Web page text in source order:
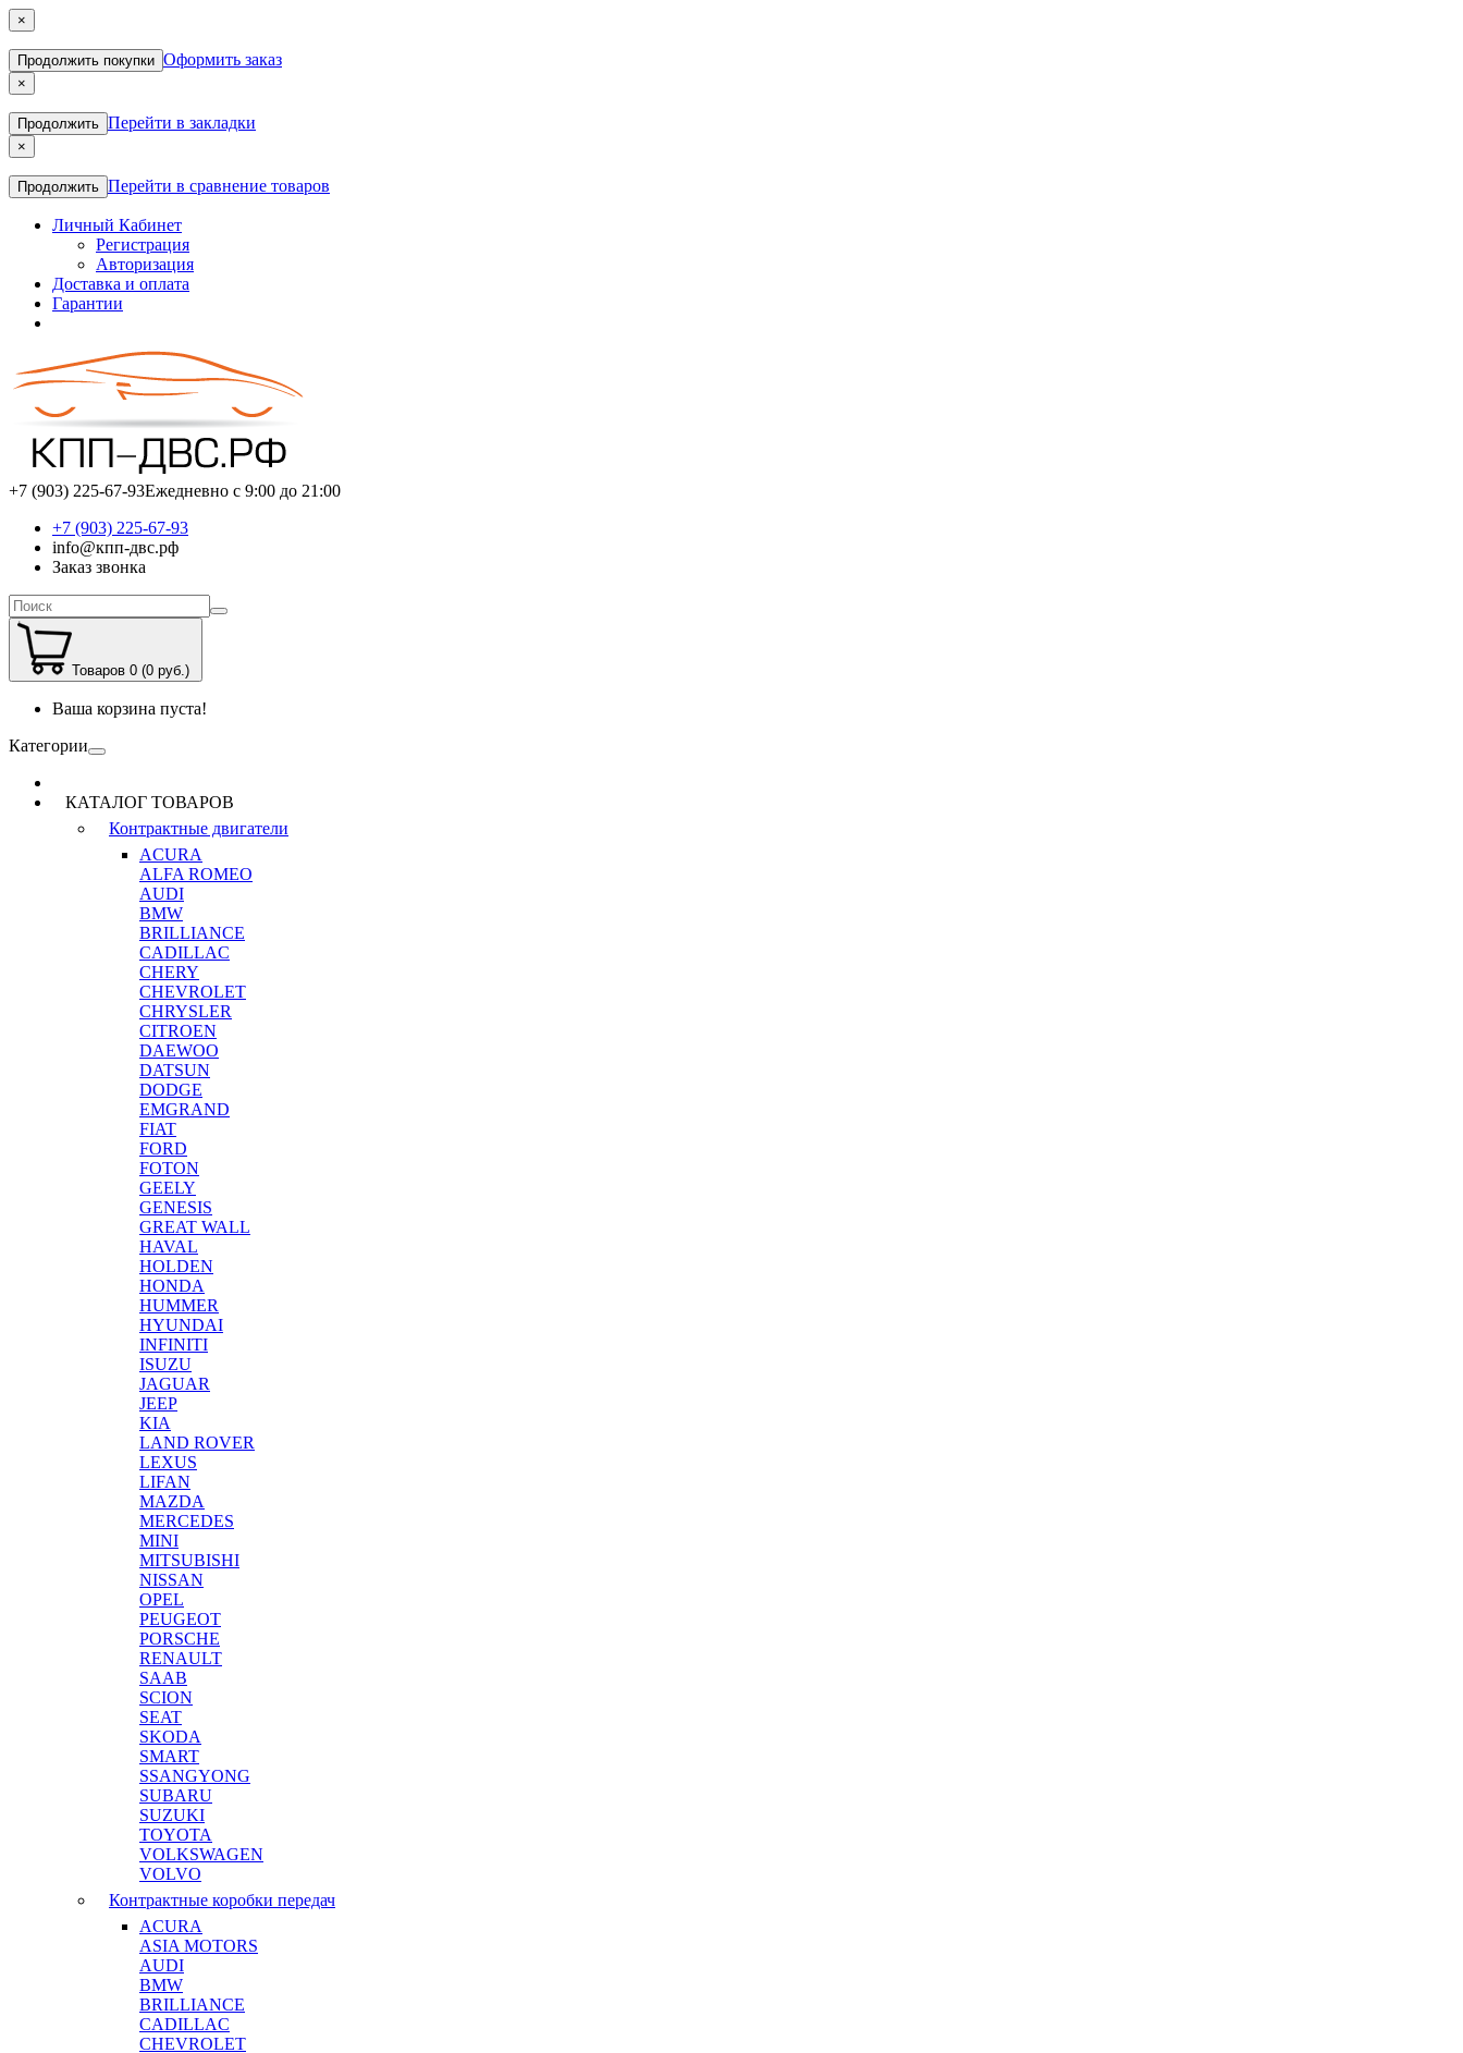
×
Продолжить покупки Оформить заказ
×
Продолжить Перейти в закладки
×
Продолжить Перейти в сравнение товаров
Личный Кабинет
Регистрация
Авторизация
Доставка и оплата
Гарантии
+7 (903) 225-67-93Ежедневно с 9:00 до 21:00
+7 (903) 225-67-93
info@кпп-двс.рф
Заказ звонка
Товаров 0 (0 руб.)
Ваша корзина пуста!
Категории
КАТАЛОГ ТОВАРОВ
Контрактные двигатели
ACURA
ALFA ROMEO
AUDI
BMW
BRILLIANCE
CADILLAC
CHERY
CHEVROLET
CHRYSLER
CITROEN
DAEWOO
DATSUN
DODGE
EMGRAND
FIAT
FORD
FOTON
GEELY
GENESIS
GREAT WALL
HAVAL
HOLDEN
HONDA
HUMMER
HYUNDAI
INFINITI
ISUZU
JAGUAR
JEEP
KIA
LAND ROVER
LEXUS
LIFAN
MAZDA
MERCEDES
MINI
MITSUBISHI
NISSAN
OPEL
PEUGEOT
PORSCHE
RENAULT
SAAB
SCION
SEAT
SKODA
SMART
SSANGYONG
SUBARU
SUZUKI
TOYOTA
VOLKSWAGEN
VOLVO
Контрактные коробки передач
ACURA
ASIA MOTORS
AUDI
BMW
BRILLIANCE
CADILLAC
CHEVROLET